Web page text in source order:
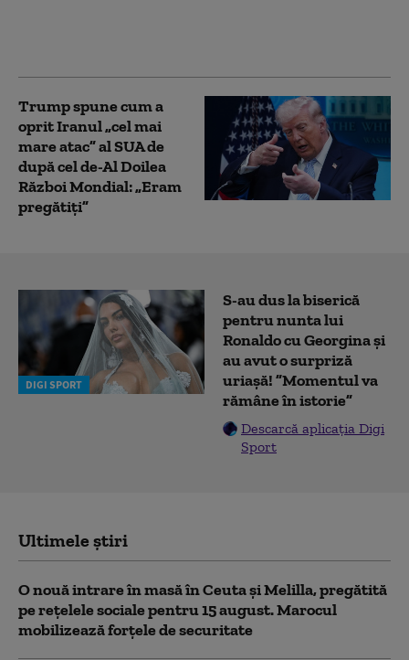
Trump spune cum a
oprit Iranul „cel mai
mare atac” al SUA de
după cel de-Al Doilea
Război Mondial: „Eram
pregătiți”
DIGI SPORT
S-au dus la biserică
pentru nunta lui
Ronaldo cu Georgina și
au avut o surpriză
uriașă! ”Momentul va
rămâne în istorie”
Descarcă aplicația Digi
Sport
Ultimele știri
O nouă intrare în masă în Ceuta și Melilla, pregătită
pe rețelele sociale pentru 15 august. Marocul
mobilizează forțele de securitate